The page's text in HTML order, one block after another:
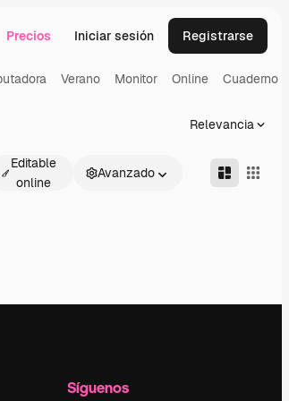
imagen
Precios Iniciar sesión Registrarse
Verano Monitor Online Cuaderno
Relevancia
Editable
online
Avanzado
Síguenos